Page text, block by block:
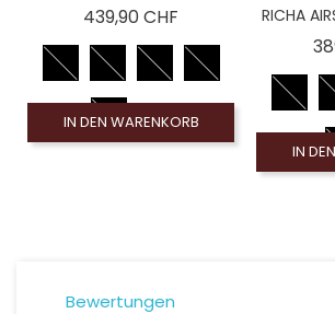
439,90 CHF
IN DEN WARENKORB
RICHA
IN
Bewertungen